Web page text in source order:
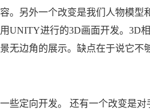
。另外一个改变是我们人物模型
UNITY进行的3D画面开发。3D
无边角的展示。缺点在于说它不
定向开发。 还有一个改变是对